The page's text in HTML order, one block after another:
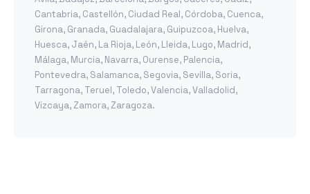
Cantabria, Castellón, Ciudad Real, Córdoba, Cuenca,
Girona, Granada, Guadalajara, Guipuzcoa, Huelva,
Huesca, Jaén, La Rioja, León, Lleida, Lugo, Madrid,
Málaga, Murcia, Navarra, Ourense, Palencia,
Pontevedra, Salamanca, Segovia, Sevilla, Soria,
Tarragona, Teruel, Toledo,Valencia,Valladolid,
Vizcaya, Zamora, Zaragoza.